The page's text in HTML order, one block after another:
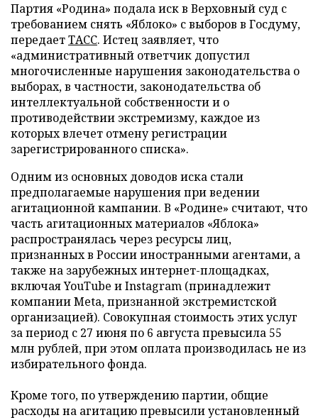
Партия «Родина» подала иск в Верховный суд с
требованием снять «Яблоко» с выборов в Госдуму,
передаетТАСС. Истец заявляет, что
«административный ответчик допустил
многочисленные нарушения законодательства о
выборах, в частности, законодательства об
интеллектуальной собственности и о
противодействии экстремизму, каждое из
которых влечет отмену регистрации
зарегистрированного списка».
Одним из основных доводов иска стали
предполагаемые нарушения при ведении
агитационной кампании. В «Родине» считают, что
часть агитационных материалов «Яблока»
распространялась через ресурсы лиц,
признанных в России иностранными агентами, а
также на зарубежных интернет-площадках,
включая YouTube и Instagram (принадлежит
компании Meta, признанной экстремистской
организацией). Совокупная стоимость этих услуг
за период с 27 июня по 6 августа превысила 55
млн рублей, при этом оплата производилась не из
избирательного фонда.
Кроме того, по утверждению партии, общие
расходы на агитацию превысили установленный